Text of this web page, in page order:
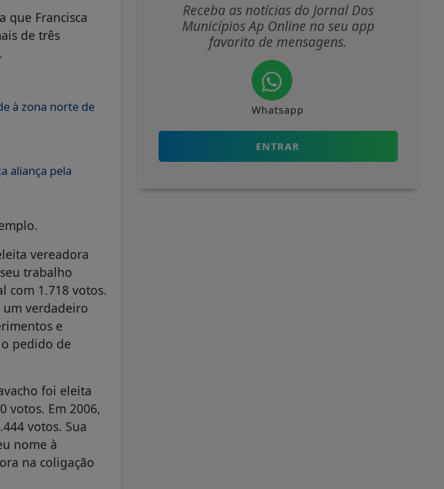
que Francisca
de três
à zona norte de
aliança pela
vereadora
trabalho
com 1.718 votos.
um verdadeiro
e
pedido de
foi eleita
votos. Em 2006,
votos. Sua
nome à
na coligação
Receba as notícias do Jornal Dos
Municípios Ap Online no seu app
favorito de mensagens.
Whatsapp
ENTRAR